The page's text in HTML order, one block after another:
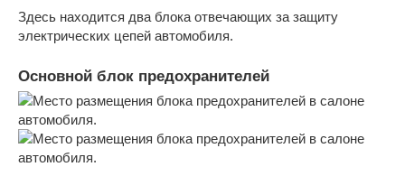
Здесь находится два блока отвечающих за защиту
электрических цепей автомобиля.
Основной блок предохранителей